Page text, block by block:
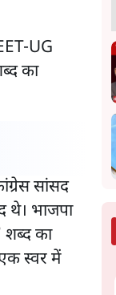
UG
का
सांसद
थे। भाजपा
शब्द का
स्वर में